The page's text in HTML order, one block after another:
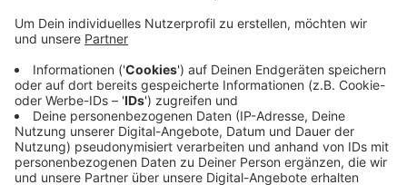
damit nichts zu tun, das müssen die Beteiligten
untereinander klären. Die Polizei weist aber
- Fahrer oder Fahrerin eines E-Scooters müssen
mindestens 14 Jahre alt sein.
- Der Gehweg ist tabu. Mit E-Scootern müssen Sie
den Radweg benutzen. Ist kein Radweg vorhanden,